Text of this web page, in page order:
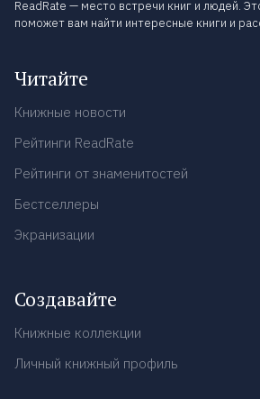
ReadRate — место встречи книг и людей.
поможет вам найти интересные книги и
Читайте
Книжные новости
Рейтинги ReadRate
Рейтинги от знаменитостей
Бестселлеры
Экранизации
Создавайте
Книжные коллекции
Личный книжный профиль